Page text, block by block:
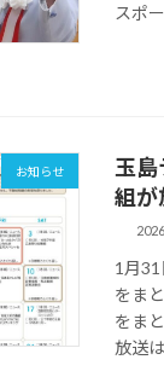
スポ
お知らせ
玉
組が
1月
をま
をま
放送